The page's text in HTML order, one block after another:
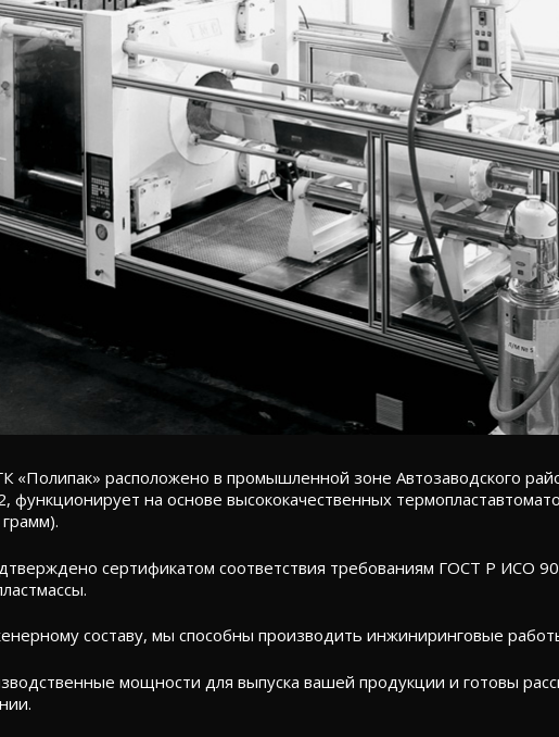
расположено в промышленной зоне Автозаводского
на основе высококачественных
сертификатом соответствия требованиям ГОСТ Р ИСО
составу, мы способны производить инжиниринговые
мощности для выпуска вашей продукции и готовы